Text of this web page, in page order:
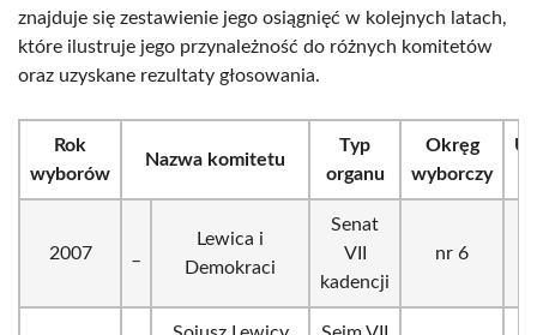
znajduje się zestawienie jego osiągnięć w kolejnych latach,
które ilustruje jego przynależność do różnych komitetów
oraz uzyskane rezultaty głosowania.
Rok
wyborów
Nazwa komitetu
Typ
organu
Okręg
wyborczy
2007
Lewica i
Demokraci
Senat
VII
kadencji
nr 6